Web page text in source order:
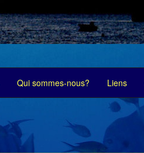
Qui sommes-nous? Liens